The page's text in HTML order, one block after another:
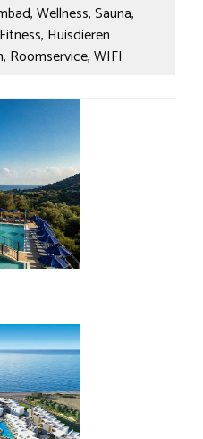
Wellness, Sauna,
Huisdieren
Roomservice, WIFI